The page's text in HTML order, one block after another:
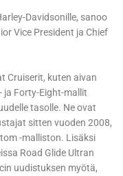
Davidsonille, sanoo
Vice President ja Chief
Cruiserit, kuten aivan
ja Forty-Eight-mallit
tasolle. Ne ovat
sitten vuoden 2008,
-malliston. Lisäksi
Road Glide Ultran
uudistuksen myötä,